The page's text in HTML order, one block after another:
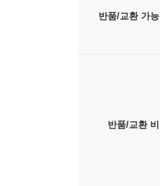
반품/교환 가
반품/교환